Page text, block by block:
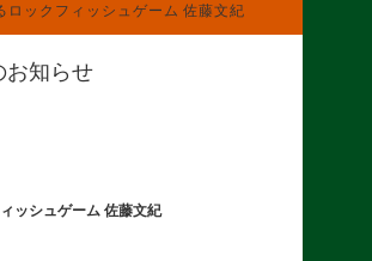
ロックフィッシュゲーム 佐藤文紀
お知らせ
ッシュゲーム 佐藤文紀